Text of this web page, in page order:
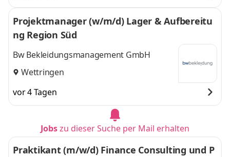
Projektmanager (w/m/d) Lager & Aufbereitu
ng Region Süd
Bw Bekleidungsmanagement GmbH
Wettringen
vor 4 Tagen
Jobszu dieser Suche per Mail erhalten
Praktikant (m/w/d) Finance Consulting und P